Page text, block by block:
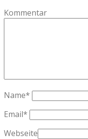
Kommentar
Name*
Email*
Webseite